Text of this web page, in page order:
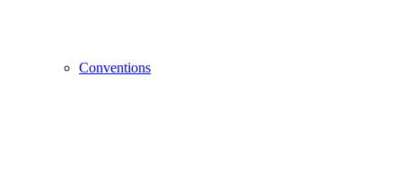
Conventions